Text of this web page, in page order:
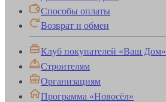
Способы оплаты
Возврат и обмен
Клуб покупателей «Ваш Дом»
Строителям
Организациям
Программа «Новосёл»